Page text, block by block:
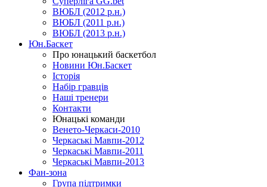
ВЮБЛ (2012 р.н.)
ВЮБЛ (2011 р.н.)
ВЮБЛ (2013 р.н.)
Юн.Баскет
Про юнацький баскетбол
Новини Юн.Баскет
Історія
Набір гравців
Наші тренери
Контакти
Юнацькі команди
Венето-Черкаси-2010
Черкаські Мавпи-2012
Черкаські Мавпи-2011
Черкаські Мавпи-2013
Фан-зона
Група підтримки